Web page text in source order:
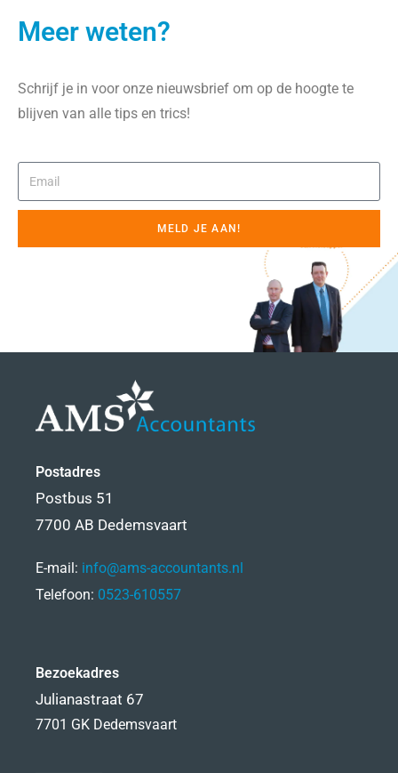
Meer weten?
Schrijf je in voor onze nieuwsbrief om op de hoogte te
blijven van alle tips en trics!
MELD JE AAN!
Postadres
Postbus 51
7700 AB Dedemsvaart
E-mail: info@ams-accountants.nl
Telefoon: 0523-610557
Bezoekadres
Julianastraat 67
7701 GK Dedemsvaart